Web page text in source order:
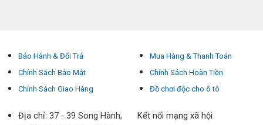
Bảo Hành & Đổi Trả
Chính Sách Bảo Mật
Chính Sách Giao Hàng
Mua Hàng & Thanh Toán
Chính Sách Hoàn Tiền
Đồ chơi độc cho ô tô
Địa chỉ: 37 - 39 Song Hành,
Kết nối mạng xã hội